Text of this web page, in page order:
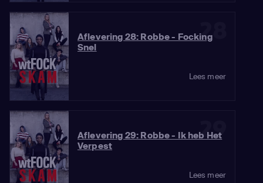
28
Aflevering 28: Robbe - Focking
Snel
Lees meer
29
Aflevering 29: Robbe - Ik heb Het
Verpest
Lees meer